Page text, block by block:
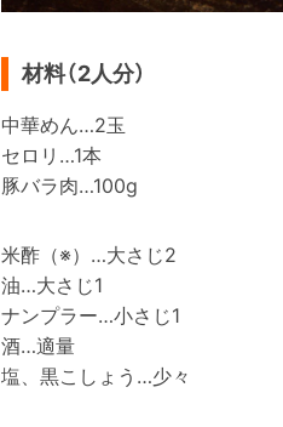
材料（2人分）
中華めん…2玉
セロリ…1本
豚バラ肉…100g
米酢（※）…大さじ2
油…大さじ1
ナンプラー…小さじ1
酒…適量
塩、黒こしょう…少々